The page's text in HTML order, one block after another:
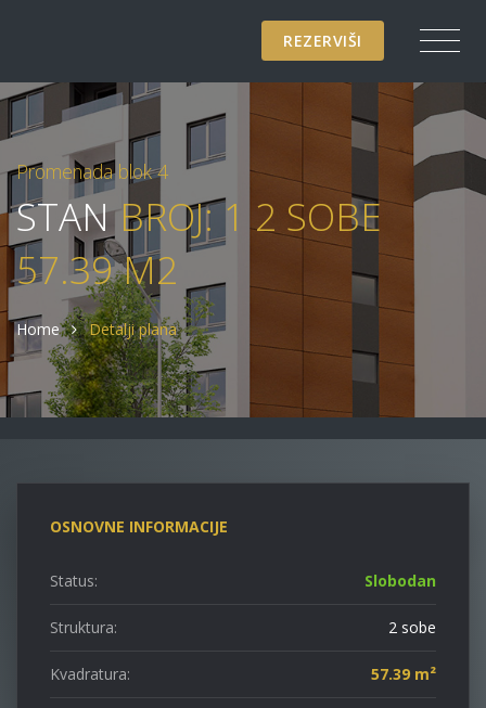
REZERVIŠI
Promenada blok 4
STANBROJ: 1 2 SOBE
57.39 M2
Home Detalji plana
OSNOVNE INFORMACIJE
Status: Slobodan
Struktura: 2 sobe
Kvadratura: 57.39 m²